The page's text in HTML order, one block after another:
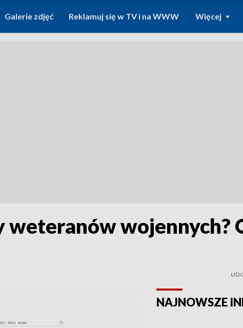
Galerie zdjęć Reklamuj się w TV i na WWW Więcej
weteranów wojennych?
NAJNOWSZE